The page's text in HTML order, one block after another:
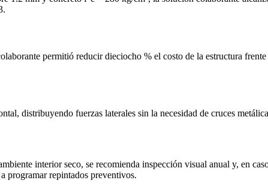
permitió reducir dieciocho % el costo de la estructura
distribuyendo fuerzas laterales sin la necesidad de cruces
interior seco, se recomienda inspección visual anual y, en
programar repintados preventivos.